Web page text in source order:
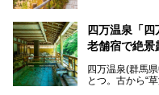
も多いかもし
そこで筆者で
しみ方や周辺
また、日帰り入
すめの入浴施設
四万温泉「
老舗宿で絶景
四万温泉(群馬
とつ。古から“